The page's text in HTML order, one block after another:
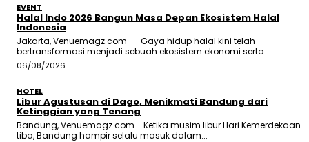
EVENT
Halal Indo 2026 Bangun Masa Depan Ekosistem Halal
Indonesia
Jakarta, Venuemagz.com -- Gaya hidup halal kini telah
bertransformasi menjadi sebuah ekosistem ekonomi serta...
06/08/2026
HOTEL
Libur Agustusan di Dago, Menikmati Bandung dari
Ketinggian yang Tenang
Bandung, Venuemagz.com - Ketika musim libur Hari Kemerdekaan
tiba, Bandung hampir selalu masuk dalam...